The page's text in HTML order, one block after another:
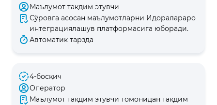
Маълумот тақдим этувчи
Сўровга асосан маълумотларни Идоралараро
интеграциялашув платформасига юборади.
Автоматик тарзда
4-босқич
Оператор
Маълумот тақдим этувчи томонидан тақдим